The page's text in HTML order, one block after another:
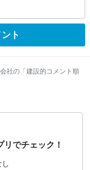
ト
社の「建設的コメント順
リでチェック！
し